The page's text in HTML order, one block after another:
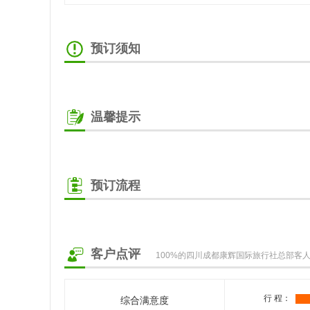
预订须知
温馨提示
预订流程
客户点评 100%的四川成都康辉国际旅行社总部客